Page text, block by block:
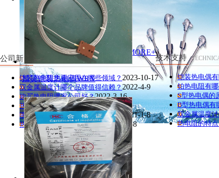
公司新闻 COMPANY NEWS 技术支持
铠装热电偶
铂热电阻有
S型热电偶的
B型热电偶有
双金属温度
热电阻的特
MORE+
铠装热电阻主要应用在哪些领域？ 2023-10-17
双金属温度计哪个品牌值得信赖？2022-4-9
购买热电阻哪家公司好？2022-3-16
热电偶厂家哪个值得推荐？2022-3-2
哪里可以买到性价比高的热电偶？2021-1-8
热电偶价格为什么有高有低？ 2021-1-8
婧昊铠装热电偶WRN